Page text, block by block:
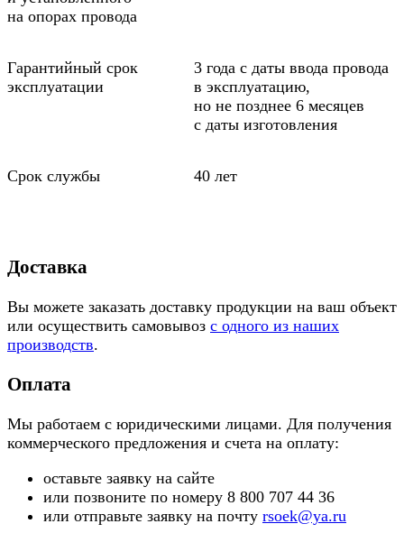
на опорах провода
Гарантийный срок
эксплуатации
3 года с даты ввода провода
в эксплуатацию,
но не позднее 6 месяцев
с даты изготовления
Срок службы 40 лет
Доставка
Вы можете заказать доставку продукции на ваш объект
или осуществить самовывоз с одного из наших
производств.
Оплата
Мы работаем с юридическими лицами. Для получения
коммерческого предложения и счета на оплату:
оставьте заявку на сайте
или позвоните по номеру 8 800 707 44 36
или отправьте заявку на почту rsoek@ya.ru